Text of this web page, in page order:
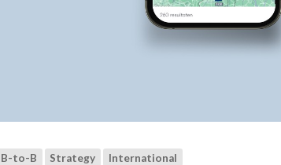
B-to-B Strategy International